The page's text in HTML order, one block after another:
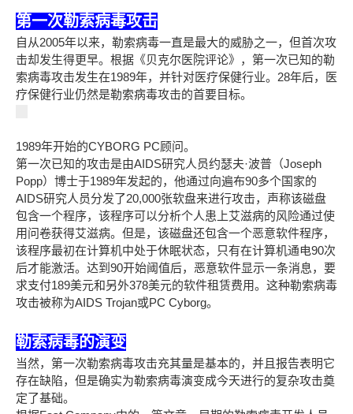
第一次勒索病毒攻击
自从2005年以来，勒索病毒一直是最大的威胁之一，但首次攻
击却发生得更早。根据《贝克尔医院评论》，第一次已知的勒
索病毒攻击发生在1989年，并针对医疗保健行业。28年后，医
疗保健行业仍然是勒索病毒攻击的首要目标。
1989年开始的CYBORG PC顾问。
第一次已知的攻击是由AIDS研究人员约瑟夫·波普（Joseph
Popp）博士于1989年发起的，他通过向遍布90多个国家的
AIDS研究人员分发了20,000张软盘来进行攻击，声称该磁盘
包含一个程序，该程序可以分析个人患上艾滋病的风险通过使
用问卷获得艾滋病。但是，该磁盘还包含一个恶意软件程序，
该程序最初在计算机中处于休眠状态，只有在计算机通电90次
后才能激活。达到90开始阈值后，恶意软件显示一条消息，要
求支付189美元和另外378美元的软件租赁费用。这种勒索病毒
攻击被称为AIDS Trojan或PC Cyborg。
勒索病毒的演变
当然，第一次勒索病毒攻击充其量是基本的，并且报告表明它
存在缺陷，但是确实为勒索病毒演变成今天进行的复杂攻击奠
定了基础。